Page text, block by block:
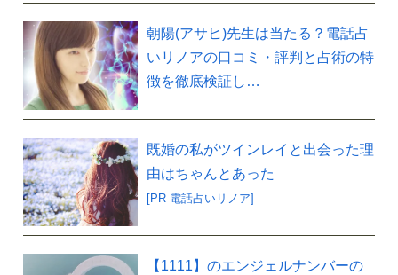
朝陽(アサヒ)先生は当たる？電話占
いリノアの口コミ・評判と占術の特
徴を徹底検証し…
既婚の私がツインレイと出会った理
由はちゃんとあった
[PR 電話占いリノア]
【1111】のエンジェルナンバーの